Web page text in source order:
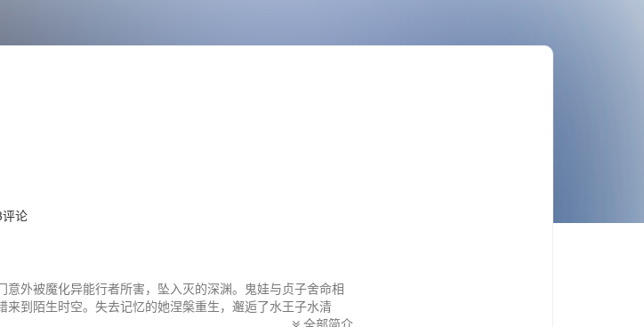
评论
外被魔化异能行者所害，坠入灭的深渊。鬼娃与贞子舍命相
到陌生时空。失去记忆的她涅槃重生，邂逅了水王子水清